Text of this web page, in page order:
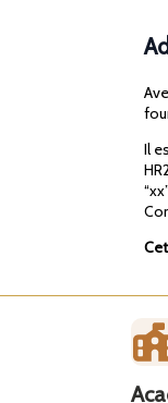
Il